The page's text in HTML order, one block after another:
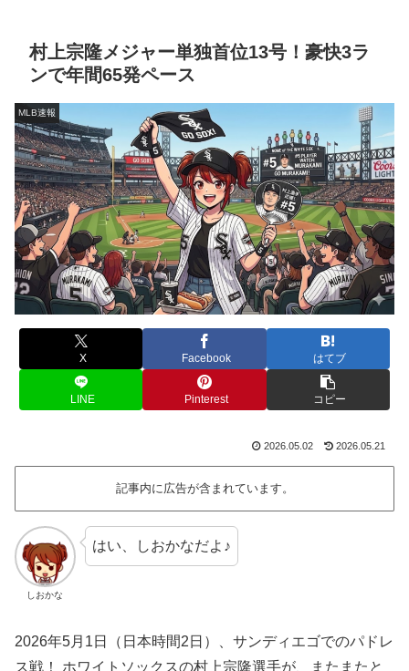
村上宗隆メジャー単独首位13号！豪快3ラ
ンで年間65発ペース
MLB速報
X Facebook はてブ
LINE Pinterest コピー
2026.05.02 2026.05.21
記事内に広告が含まれています。
しおかな
はい、しおかなだよ♪
2026年5月1日（日本時間2日）、サンディエゴでのパドレ
ス戦！ ホワイトソックスの村上宗隆選手が、またまたと